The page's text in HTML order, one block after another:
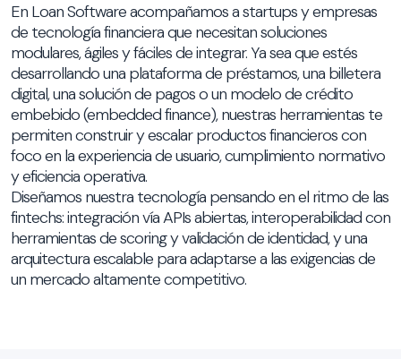
En Loan Software acompañamos a startups y empresas
de tecnología financiera que necesitan soluciones
modulares, ágiles y fáciles de integrar. Ya sea que estés
desarrollando una plataforma de préstamos, una billetera
digital, una solución de pagos o un modelo de crédito
embebido (embedded finance), nuestras herramientas te
permiten construir y escalar productos financieros con
foco en la experiencia de usuario, cumplimiento normativo
y eficiencia operativa.
Diseñamos nuestra tecnología pensando en el ritmo de las
fintechs: integración vía APIs abiertas, interoperabilidad con
herramientas de scoring y validación de identidad, y una
arquitectura escalable para adaptarse a las exigencias de
un mercado altamente competitivo.